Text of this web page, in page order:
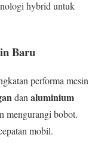
hybrid untuk
Baru
performa mesin
danaluminium
mengurangi bobot.
mobil.